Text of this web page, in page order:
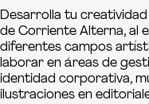
Desarrolla tu
de Corriente Alterna, al
diferentes campos
laborar en áreas de
identidad corporativa,
ilustraciones en